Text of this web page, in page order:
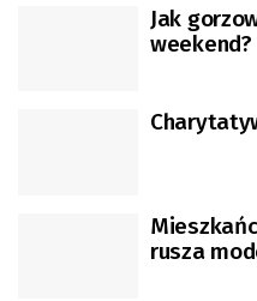
Jak
weekend?
rusza